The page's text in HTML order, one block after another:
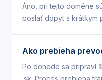
Áno, pri tejto doméne
poslať dopyt s krátkym
Ako prebieha
Po dohode sa pripraví
.sk. Proces prebieha